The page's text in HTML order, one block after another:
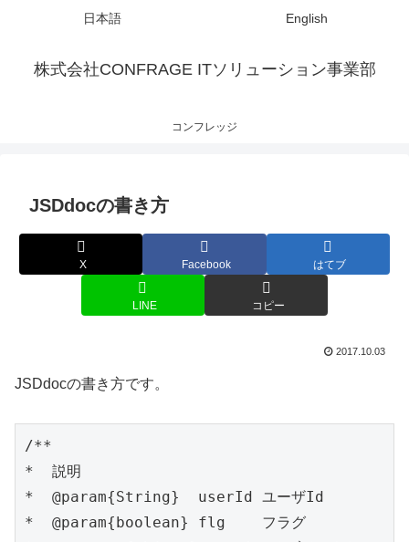
株式会社CONFRAGE ITソリューション事業部
コンフレッジ
日本語 English
JSDdocの書き方
X Facebook はてブ
LINE コピー
2017.10.03
JSDdocの書き方です。
/**
*  説明
*  @param{String}  userId ユーザId
*  @param{boolean} flg    フラグ